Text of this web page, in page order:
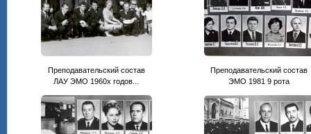
Преподавательский состав
ЛАУ ЭМО 1960х годов...
Преподавательский состав
ЭМО 1981 9 рота